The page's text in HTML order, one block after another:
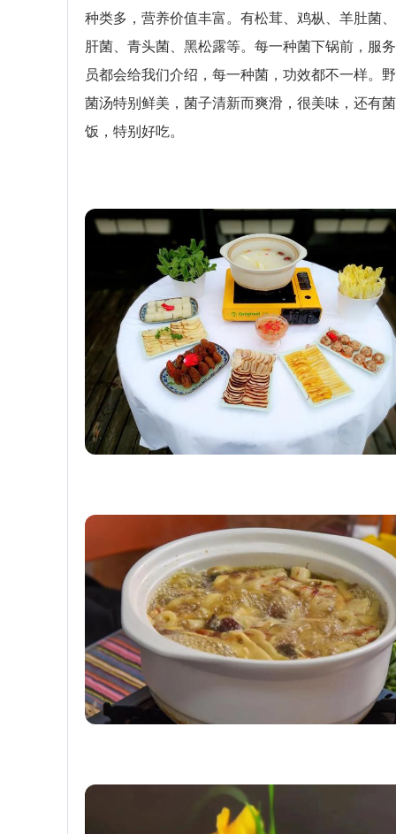
种类多，营养价值丰富。有松茸、鸡枞、羊肚菌
肝菌、青头菌、黑松露等。每一种菌下锅前，服
员都会给我们介绍，每一种菌，功效都不一样。
菌汤特别鲜美，菌子清新而爽滑，很美味，还有
饭，特别好吃。